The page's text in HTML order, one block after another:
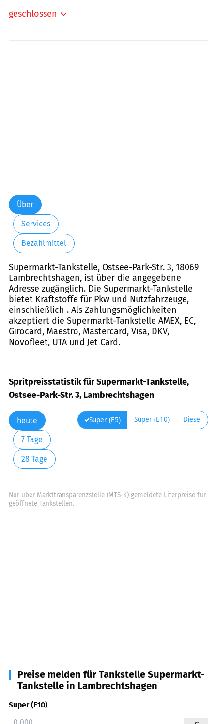
geschlossen
Über
Services
Bezahlmittel
Supermarkt-Tankstelle, Ostsee-Park-Str. 3, 18069
Lambrechtshagen, ist über die angegebene
Adresse zugänglich. Die Supermarkt-Tankstelle
bietet Kraftstoffe für Pkw und Nutzfahrzeuge,
einschließlich . Als Zahlungsmöglichkeiten
akzeptiert die Supermarkt-Tankstelle AMEX, EC,
Girocard, Maestro, Mastercard, Visa, DKV,
Novofleet, UTA und Jet Card.
Spritpreisstatistik für Supermarkt-Tankstelle,
Ostsee-Park-Str. 3, Lambrechtshagen
heute
7 Tage
28 Tage
Super (E5) Super (E10) Diesel
Nur über Markttransparenzstelle (MTS-K) gemeldete Literpreise für
geöffnete Tankstellen.
Preise melden für Tankstelle Supermarkt-
Tankstelle in Lambrechtshagen
Super (E10)